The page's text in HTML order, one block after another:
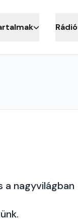
Rádió
a nagyvilágban